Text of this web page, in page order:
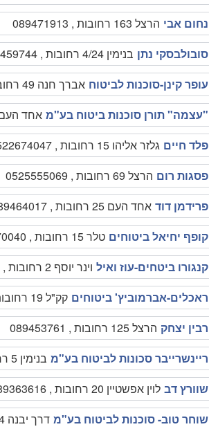
נחום אבי הרצל 163 רחובות , 089471913
סובולבסקי נתן בנימין 4/24 רחובות , 089459744
עופר קינן-סוכנות לביטוח אברך חנה 49 רחובות , 089390034
"עצמה" תורן סוכנות ביטוח בע"מ אחד העם 1 רחובות ,
פלד חיים גלזר אליהו 15 רחובות , 0522674047
פסגות רום הרצל 69 רחובות , 0525555069
פרידמן דוד אחד העם 25 רחובות , 089464017
קופף יחיאל ביטוחים טלר 15 רחובות , 089470040
קנגורו ביטחים-עוז ואיל וינר יוסף 2 רחובות , 089491107
ראכלים-אברמוביץ' ביטוחים קק"ל 19 רחובות , 089463987
רבין יצחק הרצל 125 רחובות , 089453761
ריינשרייבר סכונות לביטוח בע"מ בנימין 5 רחובות , 089451642
שוורץ דב לוין אפשטיין 20 רחובות , 089363616
שוחר טוב- סוכנות לביטוח בע"מ דרך יבנה 34 רחובות , 089475320